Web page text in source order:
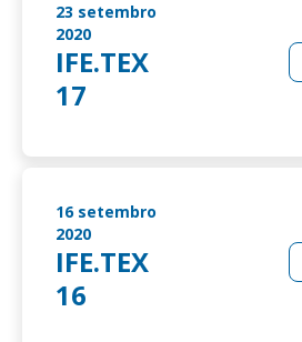
23 setembro
2020
IFE.TEX
17
16 setembro
2020
IFE.TEX
16